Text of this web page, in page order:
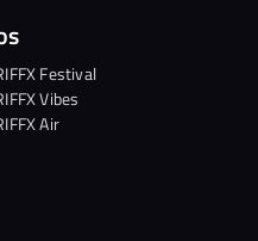
Festival
Vibes
Air